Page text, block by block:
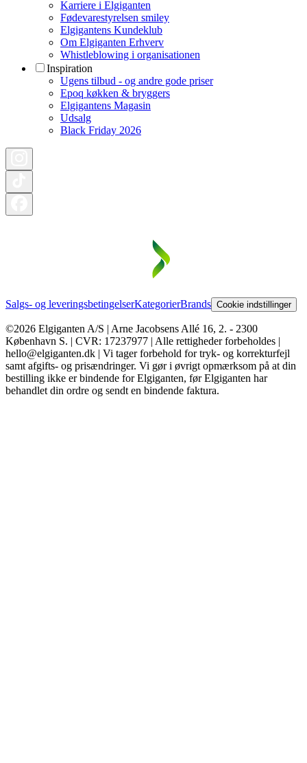
Karriere i Elgiganten
Fødevarestyrelsen smiley
Elgigantens Kundeklub
Om Elgiganten Erhverv
Whistleblowing i organisationen
Inspiration
Ugens tilbud - og andre gode priser
Epoq køkken & bryggers
Elgigantens Magasin
Udsalg
Black Friday 2026
Salgs- og leveringsbetingelserKategorierBrands Cookie indstillinger
©2026 Elgiganten A/S | Arne Jacobsens Allé 16, 2. - 2300
København S. | CVR: 17237977 | Alle rettigheder forbeholdes |
hello@elgiganten.dk | Vi tager forbehold for tryk- og korrekturfejl
samt afgifts- og prisændringer. Vi gør i øvrigt opmærksom på at din
bestilling ikke er bindende for Elgiganten, før Elgiganten har
behandlet din ordre og sendt en bindende faktura.